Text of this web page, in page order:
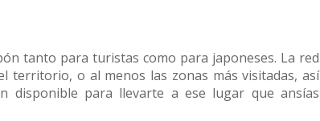
tanto para turistas como para japoneses. La red
territorio, o al menos las zonas más visitadas, así
disponible para llevarte a ese lugar que ansías